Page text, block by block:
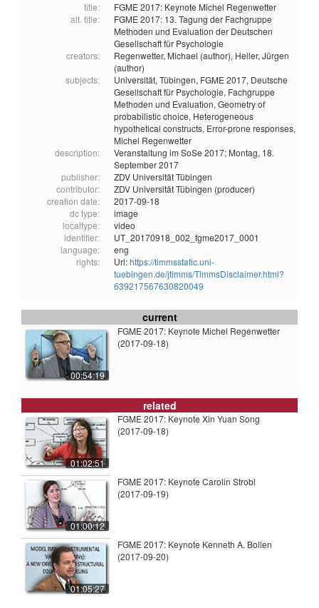
title:
FGME 2017: Keynote Michel Regenwetter
alt. title:
FGME 2017: 13. Tagung der Fachgruppe
Methoden und Evaluation der Deutschen
Gesellschaft für Psychologie
creators:
Regenwetter, Michael (author), Heller, Jürgen
(author)
subjects:
Universität, Tübingen, FGME 2017, Deutsche
Gesellschaft für Psychologie, Fachgruppe
Methoden und Evaluation, Geometry of
probabilistic choice, Heterogeneous
hypothetical constructs, Error-prone responses,
Michel Regenwetter
description:
Veranstaltung im SoSe 2017; Montag, 18.
September 2017
publisher:
ZDV Universität Tübingen
contributor:
ZDV Universität Tübingen (producer)
creation date:
2017-09-18
dc type:
image
localtype:
video
identifier:
UT_20170918_002_fgme2017_0001
language:
eng
rights:
Url:https://timmsstatic.uni-
tuebingen.de/jtimms/TimmsDisclaimer.html?
639217567630820049
current
00:54:19
FGME 2017: Keynote Michel Regenwetter
(2017-09-18)
related
01:02:51
FGME 2017: Keynote Xin Yuan Song
(2017-09-18)
01:00:12
FGME 2017: Keynote Carolin Strobl
(2017-09-19)
01:05:27
FGME 2017: Keynote Kenneth A. Bollen
(2017-09-20)